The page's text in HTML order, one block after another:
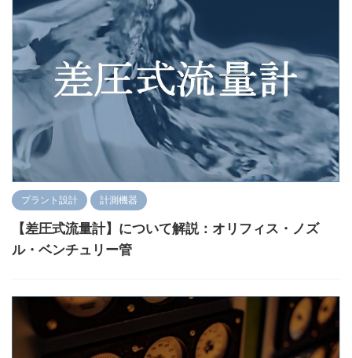
プラント設計 計測機器
【差圧式流量計】について解説：オリフィス・ノズ
ル・ベンチュリー管